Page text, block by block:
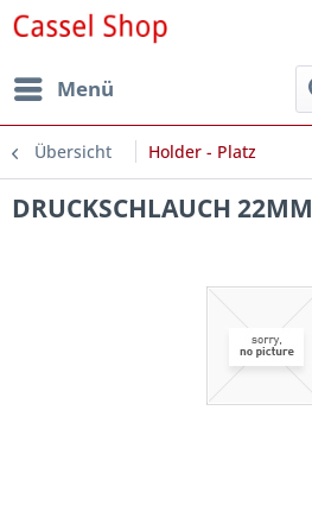
Menü
Übersicht Holder - Platz
DRUCKSCHLAUCH 22MM